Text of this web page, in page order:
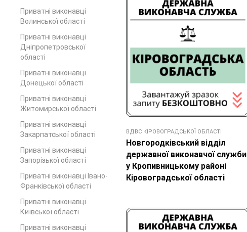
ВДВС КІРОВОГРАДСЬКОЇ ОБЛАСТІ
Новгородківський відділ
державної виконавчої служби
у Кропивницькому районі
Кіровоградської області
Приватні виконавці
Волинської області
Приватні виконавці
Дніпропетровської
області
Приватні виконавці
Донецької області
Приватні виконавці
Житомирської області
Приватні виконавці
Закарпатської області
Приватні виконавці
Запорізької області
Приватні виконавці Івано-
Франківської області
Приватні виконавці
Київської області
Приватні виконавці